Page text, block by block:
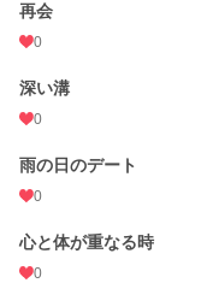
再会
0
深い溝
0
雨の日のデート
0
心と体が重なる時
0